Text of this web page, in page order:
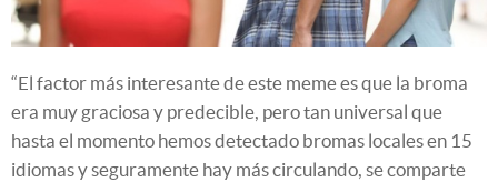
“El factor más interesante de este meme es que la broma
era muy graciosa y predecible, pero tan universal que
hasta el momento hemos detectado bromas locales en 15
idiomas y seguramente hay más circulando, se comparte